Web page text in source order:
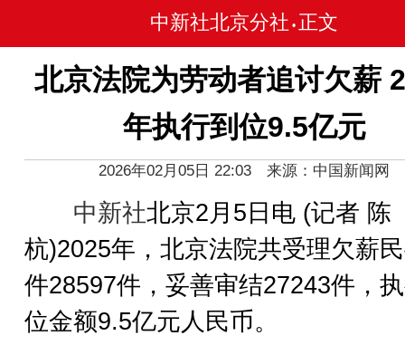
中新社北京分社 • 正文
北京法院为劳动者追讨欠薪
年执行到位9.5亿元
2026年02月05日 22:03 来源：中国新闻网
中新社北京2月5日电 (记者 陈
杭)2025年，北京法院共受理欠薪
件28597件，妥善审结27243件，
位金额9.5亿元人民币。